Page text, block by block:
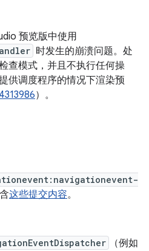
预览版中使用
时发生的崩溃问题。处
查模式，并且不执行任何操
供调度程序的情况下渲染预
）。
这些提交内容。
（例如